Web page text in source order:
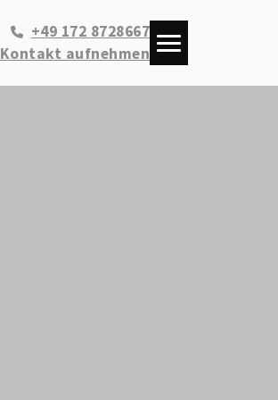
+49 172 8728667
Kontakt aufnehmen